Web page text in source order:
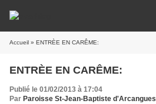
Accueil » ENTRÈE EN CARÊME:
ENTRÈE EN CARÊME:
Publié le 01/02/2013 à 17:04
Par Paroisse St-Jean-Baptiste d'Arcangues